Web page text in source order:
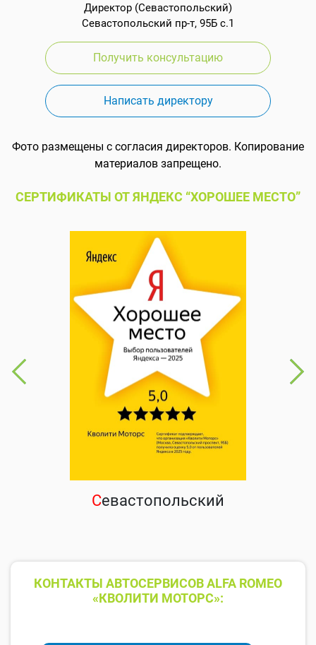
Директор (Севастопольский)
Севастопольский пр-т, 95Б с.1
Получить консультацию
Написать директору
Фото размещены с согласия директоров. Копирование
материалов запрещено.
СЕРТИФИКАТЫ ОТ ЯНДЕКС “ХОРОШЕЕ МЕСТО”
Севастопольский
КОНТАКТЫ АВТОСЕРВИСОВ ALFA ROMEO
«КВОЛИТИ МОТОРС»: